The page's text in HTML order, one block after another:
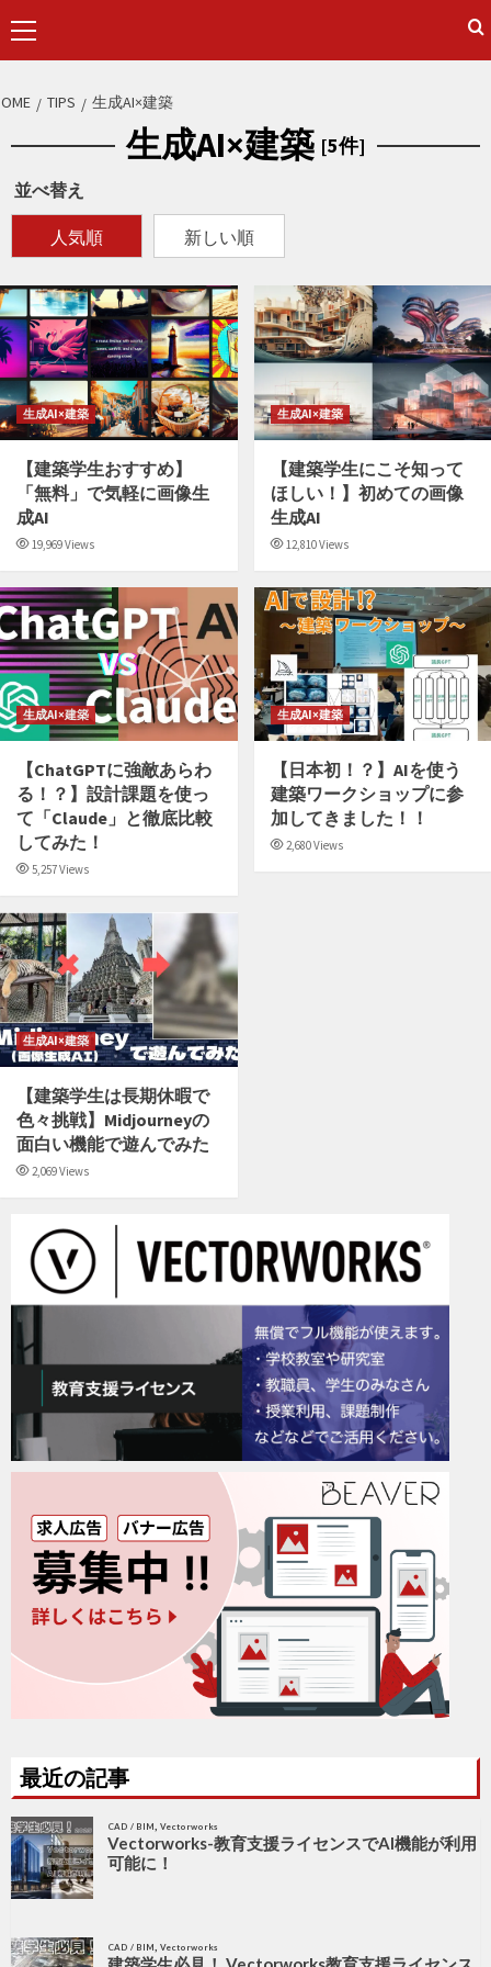
o
n
t
e
n
t
Menu
TIPS 生成AI×建築
生成AI×建築 [5件]
並べ替え
人気順 新しい順
生成AI×建築
【建築学生おすすめ】
「無料」で気軽に画像生
成AI
19,969 Views
生成AI×建築
【建築学生にこそ知って
ほしい！】初めての画像
生成AI
12,810 Views
生成AI×建築
【ChatGPTに強敵あらわ
る！？】設計課題を使っ
て「Claude」と徹底比較
してみた！
5,257 Views
生成AI×建築
【日本初！？】AIを使う
建築ワークショップに参
加してきました！！
2,680 Views
生成AI×建築
【建築学生は長期休暇で
色々挑戦】Midjourneyの
面白い機能で遊んでみた
2,069 Views
最近の記事
CAD / BIM Vectorworks
Vectorworks-教育支援ライセンスでAI機能が利用
可能に！
CAD / BIM Vectorworks